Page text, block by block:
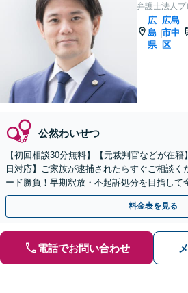
弁護士法人
広
島
県
|
広島
市中
区
公然わいせつ
【初回相談30分無料】【元裁判官などが在
日対応】ご家族が逮捕されたらすぐご相談く
ード勝負！早期釈放・不起訴処分を目指して
【スピード対応】
料金表を見る
電話でお問い合わせ